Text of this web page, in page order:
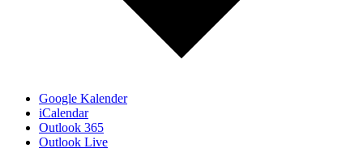
Google Kalender
iCalendar
Outlook 365
Outlook Live